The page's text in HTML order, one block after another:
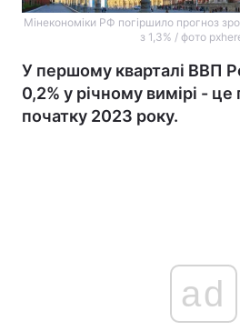
Мінекономіки РФ погіршило прогноз
з 1,3% / фото
У першому кварталі ВВП
0,2% у річному вимірі -
початку 2023 року.
ad